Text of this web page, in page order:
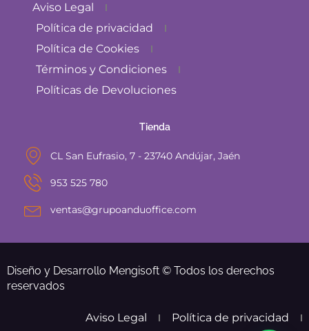
Aviso Legal
Política de privacidad
Política de Cookies
Términos y Condiciones
Políticas de Devoluciones
Tienda
CL San Eufrasio, 7 - 23740 Andújar, Jaén
953 525 780
ventas@grupoanduoffice.com
Diseño y Desarrollo Mengisoft © Todos los derechos
reservados
Aviso Legal Política de privacidad